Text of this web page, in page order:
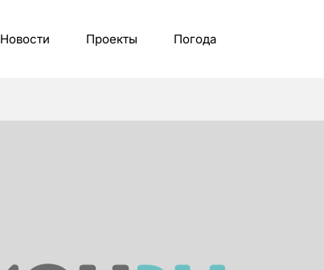
Новости Проекты Погода